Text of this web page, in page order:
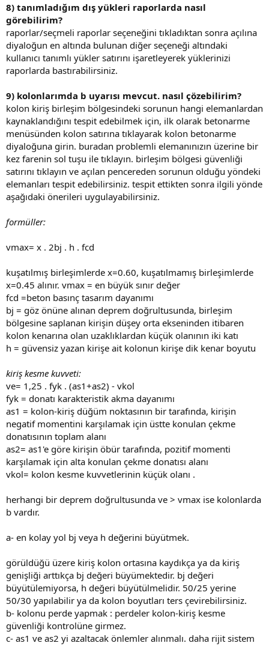
8) tanımladığım dış yükleri raporlarda nasıl
görebilirim?
raporlar/seçmeli raporlar seçeneğini tıkladıktan sonra açılına
diyaloğun en altında bulunan diğer seçeneği altındaki
kullanıcı tanımlı yükler satırını işaretleyerek yüklerinizi
raporlarda bastırabilirsiniz.
9) kolonlarımda b uyarısı mevcut. nasıl çözebilirim?
kolon kiriş birleşim bölgesindeki sorunun hangi elemanlardan
kaynaklandığını tespit edebilmek için, ilk olarak betonarme
menüsünden kolon satırına tıklayarak kolon betonarme
diyaloğuna girin. buradan problemli elemanınızın üzerine bir
kez farenin sol tuşu ile tıklayın. birleşim bölgesi güvenliği
satırını tıklayın ve açılan pencereden sorunun olduğu yöndeki
elemanları tespit edebilirsiniz. tespit ettikten sonra ilgili yönde
aşağıdaki önerileri uygulayabilirsiniz.
formüller:
vmax= x . 2bj . h . fcd
kuşatılmış birleşimlerde x=0.60, kuşatılmamış birleşimlerde
x=0.45 alınır. vmax = en büyük sınır değer
fcd =beton basınç tasarım dayanımı
bj = göz önüne alınan deprem doğrultusunda, birleşim
bölgesine saplanan kirişin düşey orta ekseninden itibaren
kolon kenarına olan uzaklıklardan küçük olanının iki katı
h = güvensi̇z yazan kirişe ait kolonun kirişe dik kenar boyutu
kiriş kesme kuvveti:
ve= 1,25 . fyk . (as1+as2) - vkol
fyk = donatı karakteristik akma dayanımı
as1 = kolon-kiriş düğüm noktasının bir tarafında, kirişin
negatif momentini karşılamak için üstte konulan çekme
donatısının toplam alanı
as2= as1'e göre kirişin öbür tarafında, pozitif momenti
karşılamak için alta konulan çekme donatısı alanı
vkol= kolon kesme kuvvetlerinin küçük olanı .
herhangi bir deprem doğrultusunda ve > vmax ise kolonlarda
b vardır.
a- en kolay yol bj veya h değerini büyütmek.
görüldüğü üzere kiriş kolon ortasına kaydıkça ya da kiriş
genişliği arttıkça bj değeri büyümektedir. bj değeri
büyütülemiyorsa, h değeri büyütülmelidir. 50/25 yerine
50/30 yapılabilir ya da kolon boyutları ters çevirebilirsiniz.
b- kolonu perde yapmak : perdeler kolon-kiriş kesme
güvenliği kontrolüne girmez.
c- as1 ve as2 yi azaltacak önlemler alınmalı. daha rijit sistem